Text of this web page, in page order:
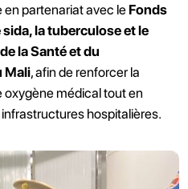
en partenariat avec le Fonds
la tuberculose et le
la Santé et du
Mali, afin de renforcer la
médical tout en
hospitalières.